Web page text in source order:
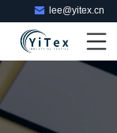
lee@yitex.cn